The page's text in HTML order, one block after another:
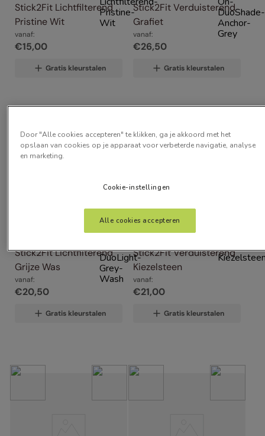
Stick2Fit Lichtfilterend
Pristine Wit
vanaf:
€15,00
Gratis kleurstalen
Stick2Fit Verduisterend
Grafiet
vanaf:
€26,50
Gratis kleurstalen
Stick2Fit Lichtfilterend
Grijze Was
vanaf:
€20,50
Gratis kleurstalen
Stick2Fit Verduisterend
Kiezelsteen
vanaf:
€21,00
Gratis kleurstalen
Door "Alle cookies accepteren" te klikken, ga je akkoord met het
opslaan van cookies op je apparaat voor verbeterde navigatie, analyse
en marketing.
Cookie-instellingen
Alle cookies accepteren